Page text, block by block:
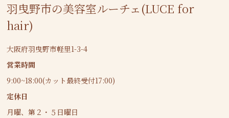
羽曳野市の美容室ルーチェ(LUCE for
hair)
大阪府羽曳野市軽里1-3-4
営業時間
9:00~18:00(カット最終受付17:00)
定休日
月曜、第２・５日曜日